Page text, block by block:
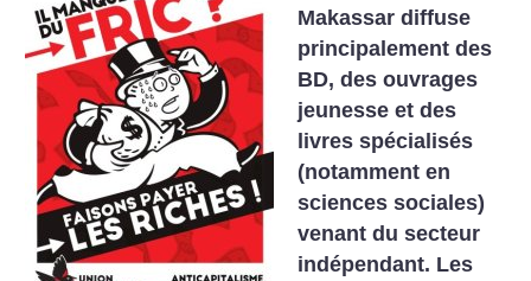
Makassar diffuse
principalement des
BD, des ouvrages
jeunesse et des
livres spécialisés
(notamment en
sciences sociales)
venant du secteur
indépendant. Les